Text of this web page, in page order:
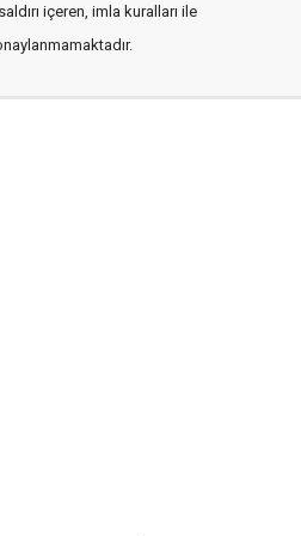
içeren, imla kuralları ile